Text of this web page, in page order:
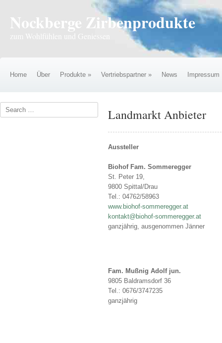
Nockberge Zirbenprodukte
zum Wohlfühlen und Geniessen
Home Über Produkte » Vertriebspartner » News Impressum
Landmarkt Anbieter
Aussteller
Biohof Fam. Sommeregger
St. Peter 19,
9800 Spittal/Drau
Tel.: 04762/58963
www.biohof-sommeregger.at
kontakt@biohof-sommeregger.at
ganzjährig, ausgenommen Jänner
Fam. Mußnig Adolf jun.
9805 Baldramsdorf 36
Tel.: 0676/3747235
ganzjährig